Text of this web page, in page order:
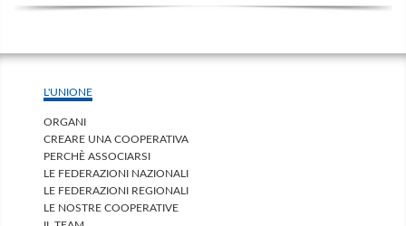
L'UNIONE
ORGANI
CREARE UNA COOPERATIVA
PERCHÈ ASSOCIARSI
LE FEDERAZIONI NAZIONALI
LE FEDERAZIONI REGIONALI
LE NOSTRE COOPERATIVE